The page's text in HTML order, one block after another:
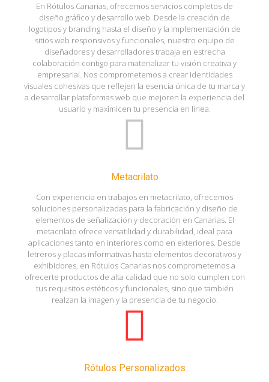
En Rótulos Canarias, ofrecemos servicios completos de
diseño gráfico y desarrollo web. Desde la creación de
logotipos y branding hasta el diseño y la implementación de
sitios web responsivos y funcionales, nuestro equipo de
diseñadores y desarrolladores trabaja en estrecha
colaboración contigo para materializar tu visión creativa y
empresarial. Nos comprometemos a crear identidades
visuales cohesivas que reflejen la esencia única de tu marca y
a desarrollar plataformas web que mejoren la experiencia del
usuario y maximicen tu presencia en línea.
Metacrilato
Con experiencia en trabajos en metacrilato, ofrecemos
soluciones personalizadas para la fabricación y diseño de
elementos de señalización y decoración en Canarias. El
metacrilato ofrece versatilidad y durabilidad, ideal para
aplicaciones tanto en interiores como en exteriores. Desde
letreros y placas informativas hasta elementos decorativos y
exhibidores, en Rótulos Canarias nos comprometemos a
ofrecerte productos de alta calidad que no solo cumplen con
tus requisitos estéticos y funcionales, sino que también
realzan la imagen y la presencia de tu negocio.
Rótulos Personalizados